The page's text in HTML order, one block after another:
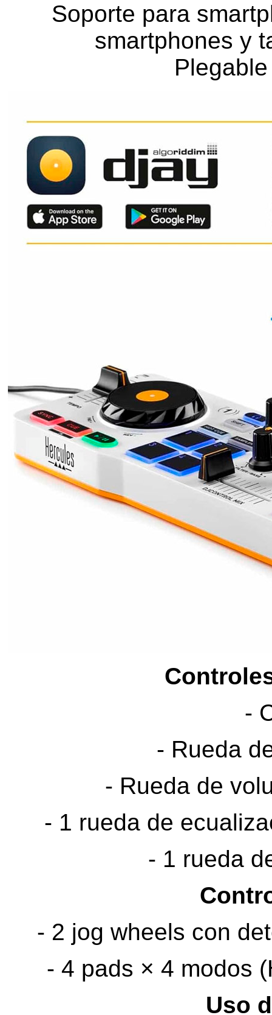
Soporte para
smartphones y
-
- Rueda
- Rueda de
- 1 rueda de
- 1 rueda
- 2 jog wheels con
- 4 pads × 4 modos
Uso